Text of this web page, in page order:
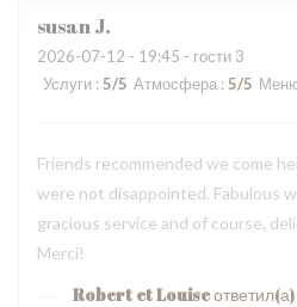
susanJ
2026-07-12 - 19:45 - гости 3
Услуги : 5/5 Атмосфера : 5/5
Friends recommended we come
were not disappointed. Fabulous
gracious service and of course,
Merci!
Robert et Louise